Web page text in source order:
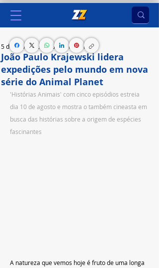
João Paulo Krajewski lidera
expedições pelo mundo em nova
série do Animal Planet
5 de ago. de 2023 3 min de leitura
'Histórias Animais' com cinco episódios estreia
dia 10 de agosto e mostra o também cineasta em
busca das histórias sobre a origem de espécies
fascinantes
A natureza que vemos hoje é fruto de uma longa